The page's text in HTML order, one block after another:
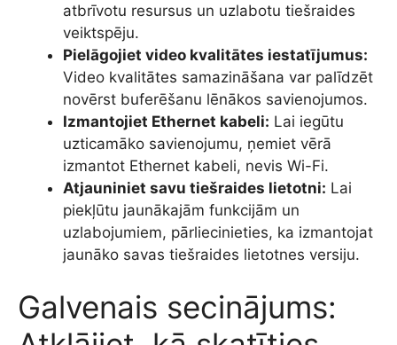
atbrīvotu resursus un uzlabotu tiešraides
veiktspēju.
Pielāgojiet video kvalitātes iestatījumus:
Video kvalitātes samazināšana var palīdzēt
novērst buferēšanu lēnākos savienojumos.
Izmantojiet Ethernet kabeli: Lai iegūtu
uzticamāko savienojumu, ņemiet vērā
izmantot Ethernet kabeli, nevis Wi-Fi.
Atjauniniet savu tiešraides lietotni: Lai
piekļūtu jaunākajām funkcijām un
uzlabojumiem, pārliecinieties, ka izmantojat
jaunāko savas tiešraides lietotnes versiju.
Galvenais secinājums: